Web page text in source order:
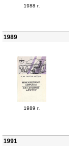
1988 г.
1989
1989 г.
1991